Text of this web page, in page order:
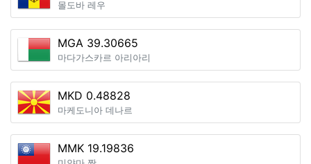
몰도바 레우
MGA 39.30665
마다가스카르 아리아리
MKD 0.48828
마케도니아 데나르
MMK 19.19836